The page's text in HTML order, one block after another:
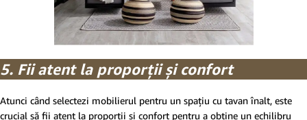
5. Fii atent la proporții și confort
Atunci când selectezi mobilierul pentru un spațiu cu tavan înalt, este
crucial să fii atent la proporții și confort pentru a obține un echilibru